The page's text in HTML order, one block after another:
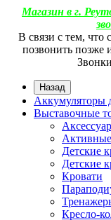
Магазин в г.
В связи с тем, что
позвонить
Назад
Аккумуляторы
Выставочные
Активные
Детские
Детские
Кровати
Кресло-